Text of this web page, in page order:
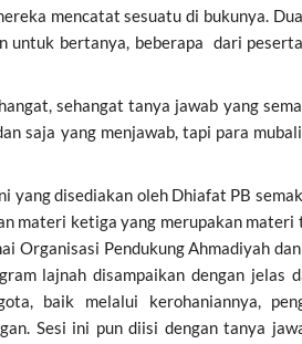
mencatat sesuatu di bukunya.
untuk bertanya, beberapa dari
sehangat tanya jawab yang
saja yang menjawab, tapi para
yang disediakan oleh Dhiafat PB
materi ketiga yang merupakan materi
Organisasi Pendukung Ahmadiyah
lajnah disampaikan dengan jelas
baik melalui kerohaniannya,
Sesi ini pun diisi dengan tanya